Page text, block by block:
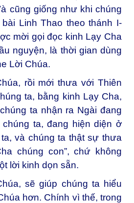
cũng giống như khi chúng
Linh Thao theo thánh I-
mời gọi đọc kinh Lạy Cha
nguyện, là thời gian dùng
Lời Chúa.
rồi mới thưa với Thiên
ta, bằng kinh Lạy Cha,
ta nhận ra Ngài đang
ta, đang hiện diện ở
và chúng ta thật sự thưa
chúng con”, chứ không
lời kinh dọn sẵn.
sẽ giúp chúng ta hiểu
hơn. Chính vì thế, trong